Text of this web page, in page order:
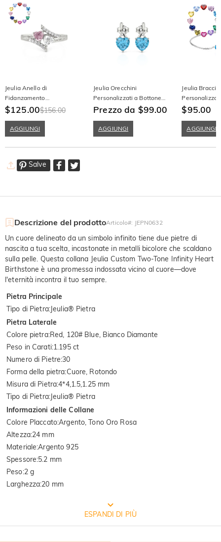
Jeulia Anello di
Fidanzamento
Personalizzato "Cuore a
Incisione
$125.00$156.00
AGGIUNGI
Jeulia Orecchini
Personalizzati a Bottone
con Cuore Classico
Prezzo da $99.00
AGGIUNGI
Jeulia
a Taglio Pera
$95.00
AGGIUNGI
Salve
Descrizione del prodottoArticolo#: JEPN0632
Un cuore delineato da un simbolo infinito tiene due pietre di
nascita a tua scelta, incastonate in metalli bicolore che scaldano
sulla pelle. Questa collana Jeulia Custom Two-Tone Infinity Heart
Birthstone è una promessa indossata vicino al cuore—dove
l'eternità incontra il tuo sempre.
Pietra Principale
Tipo di Pietra:Jeulia® Pietra
Pietra Laterale
Colore pietra:Red, 120# Blue, Bianco Diamante
Peso in Carati:1.195 ct
Numero di Pietre:30
Forma della pietra:Cuore, Rotondo
Misura di Pietra:4*4,1.5,1.25 mm
Tipo di Pietra:Jeulia® Pietra
Informazioni delle Collane
Colore Placcato:Argento, Tono Oro Rosa
Altezza:24 mm
Materiale:Argento 925
Spessore:5.2 mm
Peso:2 g
Larghezza:20 mm
CONFEZIONE GRATUITA JEULIA
ESPANDI DI PIÙ